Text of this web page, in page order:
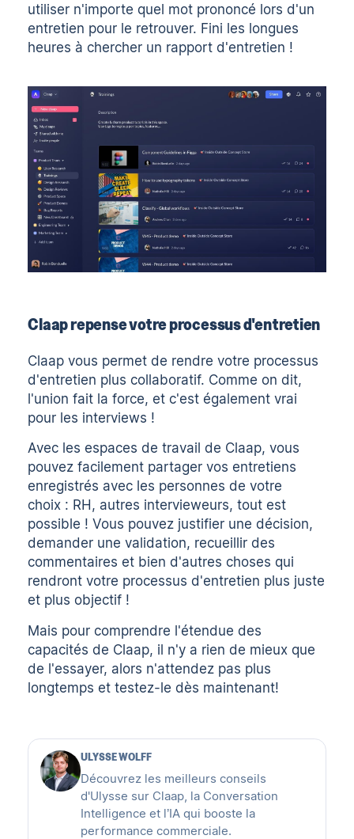
utiliser n'importe quel mot prononcé lors d'un
entretien pour le retrouver. Fini les longues
heures à chercher un rapport d'entretien !
Claap repense votre processus d'entretien
Claap vous permet de rendre votre processus
d'entretien plus collaboratif. Comme on dit,
l'union fait la force, et c'est également vrai
pour les interviews !
Avec les espaces de travail de Claap, vous
pouvez facilement partager vos entretiens
enregistrés avec les personnes de votre
choix : RH, autres intervieweurs, tout est
possible ! Vous pouvez justifier une décision,
demander une validation, recueillir des
commentaires et bien d'autres choses qui
rendront votre processus d'entretien plus juste
et plus objectif !
Mais pour comprendre l'étendue des
capacités de Claap, il n'y a rien de mieux que
de l'essayer, alors n'attendez pas plus
longtemps et testez-le dès maintenant!
ULYSSE WOLFF
Découvrez les meilleurs conseils
d'Ulysse sur Claap, la Conversation
Intelligence et l’IA qui booste la
performance commerciale.